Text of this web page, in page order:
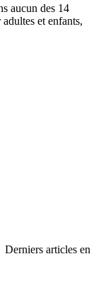
aucun des 14
et enfants,
Derniers articles en